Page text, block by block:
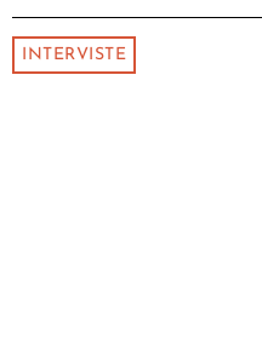
INTERVISTE